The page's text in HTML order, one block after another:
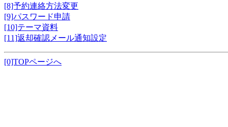
[8]予約連絡方法変更
[9]パスワード申請
[10]テーマ資料
[11]返却確認メール通知設定
[0]TOPページへ